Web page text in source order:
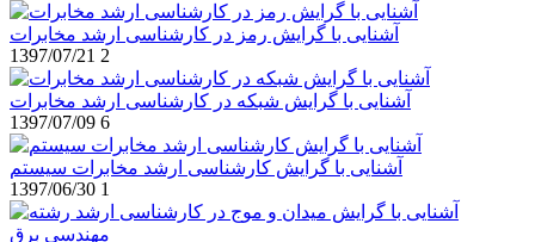
آشنایی با گرایش رمز در کارشناسی ارشد مخابرات
1397/07/21 2
آشنایی با گرایش شبکه در کارشناسی ارشد مخابرات
1397/07/09 6
آشنایی با گرایش کارشناسی ارشد مخابرات سیستم
1397/06/30 1